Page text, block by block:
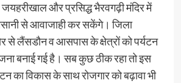
और प्रसिद्ध भैरवगढ़ी मंदिर में
से आवाजाही कर सकेंगे। जिला
से लैंसडौन व आसपास के क्षेत्रों को पर्यटन
बनाई गई है। सब कुछ ठीक रहा तो इस
का विकास के साथ रोजगार को बढ़ावा भी